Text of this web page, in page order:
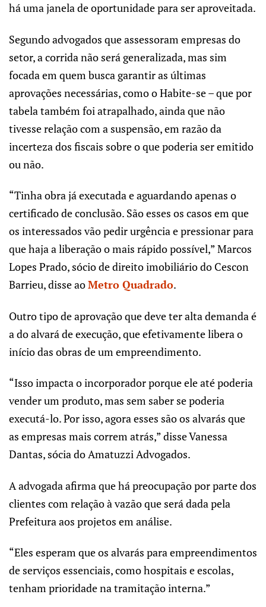
há uma janela de oportunidade para ser aproveitada.
Segundo advogados que assessoram empresas do
setor, a corrida não será generalizada, mas sim
focada em quem busca garantir as últimas
aprovações necessárias, como o Habite-se – que por
tabela também foi atrapalhado, ainda que não
tivesse relação com a suspensão, em razão da
incerteza dos fiscais sobre o que poderia ser emitido
ou não.
“Tinha obra já executada e aguardando apenas o
certificado de conclusão. São esses os casos em que
os interessados vão pedir urgência e pressionar para
que haja a liberação o mais rápido possível,” Marcos
Lopes Prado, sócio de direito imobiliário do Cescon
Barrieu, disse aoMetro Quadrado.
Outro tipo de aprovação que deve ter alta demanda é
a do alvará de execução, que efetivamente libera o
início das obras de um empreendimento.
“Isso impacta o incorporador porque ele até poderia
vender um produto, mas sem saber se poderia
executá-lo. Por isso, agora esses são os alvarás que
as empresas mais correm atrás,” disse Vanessa
Dantas, sócia do Amatuzzi Advogados.
A advogada afirma que há preocupação por parte dos
clientes com relação à vazão que será dada pela
Prefeitura aos projetos em análise.
“Eles esperam que os alvarás para empreendimentos
de serviços essenciais, como hospitais e escolas,
tenham prioridade na tramitação interna.”